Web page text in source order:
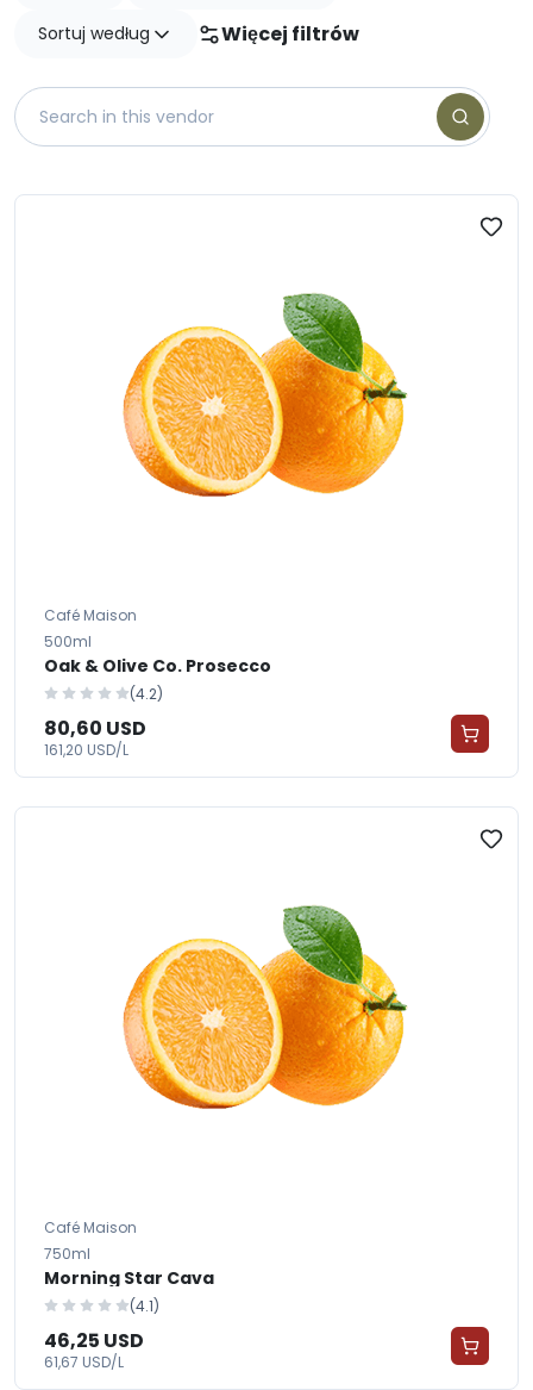
Sortuj według
Więcej filtrów
Café Maison
500ml
Oak & Olive Co. Prosecco
(4.2)
80,60 USD
161,20 USD/L
Café Maison
750ml
Morning Star Cava
(4.1)
46,25 USD
61,67 USD/L